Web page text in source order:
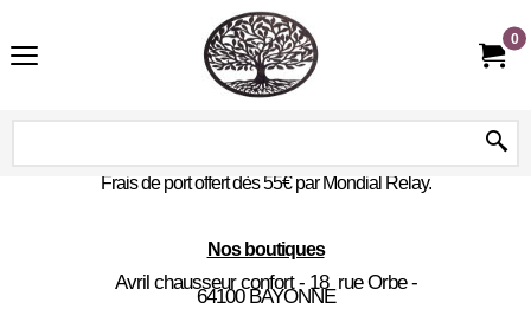
0
Frais de port offert dès 55€ par Mondial Relay.
Nos boutiques
Avril chausseur confort - 18 rue Orbe -
64100 BAYONNE